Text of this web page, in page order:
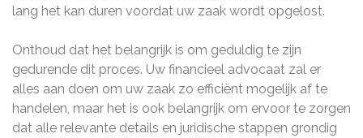
lang het kan duren voordat uw zaak wordt opgelost.
Onthoud dat het belangrijk is om geduldig te zijn
gedurende dit proces. Uw financieel advocaat zal er
alles aan doen om uw zaak zo efficiënt mogelijk af te
handelen, maar het is ook belangrijk om ervoor te zorgen
dat alle relevante details en juridische stappen grondig